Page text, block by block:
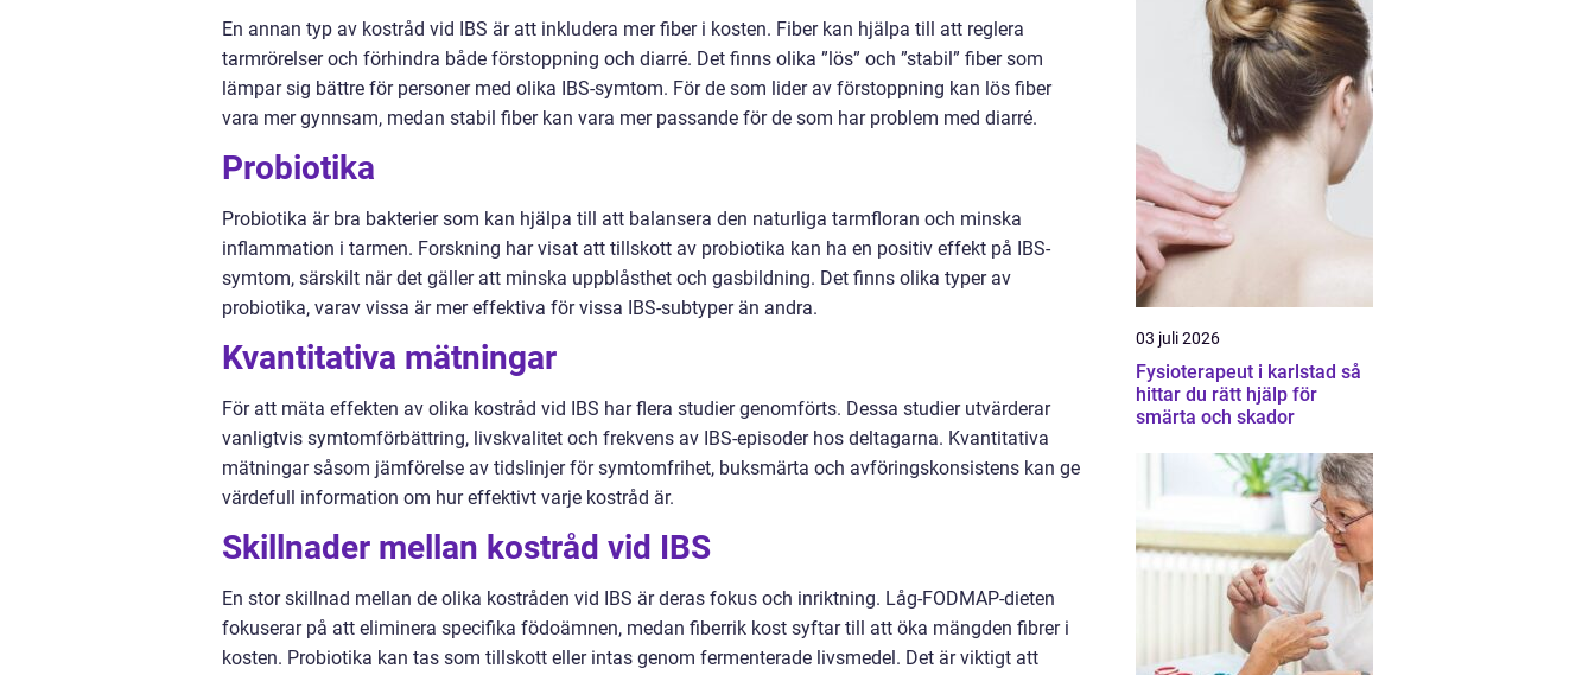
En annan typ av kostråd vid IBS är att inkludera mer fiber i kosten. Fiber kan hjälpa till att reglera
tarmrörelser och förhindra både förstoppning och diarré. Det finns olika ”lös” och ”stabil” fiber som
lämpar sig bättre för personer med olika IBS-symtom. För de som lider av förstoppning kan lös fiber
vara mer gynnsam, medan stabil fiber kan vara mer passande för de som har problem med diarré.
Probiotika
Probiotika är bra bakterier som kan hjälpa till att balansera den naturliga tarmfloran och minska
inflammation i tarmen. Forskning har visat att tillskott av probiotika kan ha en positiv effekt på IBS-
symtom, särskilt när det gäller att minska uppblåsthet och gasbildning. Det finns olika typer av
probiotika, varav vissa är mer effektiva för vissa IBS-subtyper än andra.
Kvantitativa mätningar
För att mäta effekten av olika kostråd vid IBS har flera studier genomförts. Dessa studier utvärderar
vanligtvis symtomförbättring, livskvalitet och frekvens av IBS-episoder hos deltagarna. Kvantitativa
mätningar såsom jämförelse av tidslinjer för symtomfrihet, buksmärta och avföringskonsistens kan ge
värdefull information om hur effektivt varje kostråd är.
Skillnader mellan kostråd vid IBS
En stor skillnad mellan de olika kostråden vid IBS är deras fokus och inriktning. Låg-FODMAP-dieten
fokuserar på att eliminera specifika födoämnen, medan fiberrik kost syftar till att öka mängden fibrer i
kosten. Probiotika kan tas som tillskott eller intas genom fermenterade livsmedel. Det är viktigt att
03 juli 2026
Fysioterapeut i karlstad så
hittar du rätt hjälp för
smärta och skador